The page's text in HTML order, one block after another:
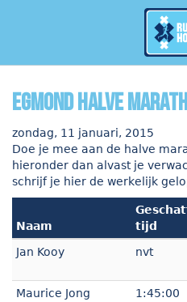
Overslaan en naar de inhoud
Egmond halve
zondag, 11 januari, 2015
Doe je mee aan de halve
hieronder dan alvast je
schrijf je hier de werkelijk
Naam
tijd
Jan Kooy
nvt
Maurice Jong
1:45:00